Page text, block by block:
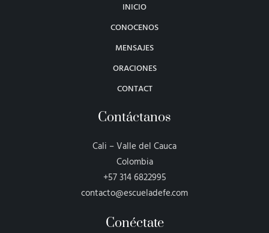
INICIO
CONOCENOS
MENSAJES
ORACIONES
CONTACT
Contáctanos
Cali – Valle del Cauca
Colombia
+57 314 6822995
contacto@escueladefe.com
Conéctate